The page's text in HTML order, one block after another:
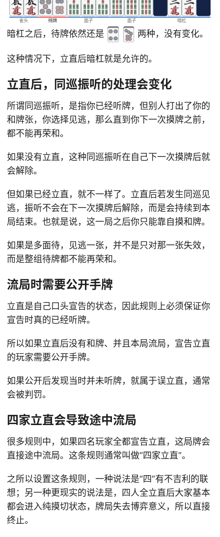
雀头 待牌 面子 面子 暗杠
暗杠之后，待牌依然还是 两种，没有变化。
这种情况下，立直后暗杠就是允许的。
立直后，同巡振听的处理会变化
所谓同巡振听，是指你已经听牌，但别人打出了你的
和牌张，你选择见逃，那么直到你下一次摸牌之前，
都不能再荣和。
如果没有立直，这种同巡振听在自己下一次摸牌后就
会解除。
但如果已经立直，就不一样了。立直后若发生同巡见
逃，振听不会在下一次摸牌后解除，而是会持续到本
局结束。也就是说，这一局之后你只能靠自摸和牌。
如果是多面待，见逃一张，并不是只对那一张失效，
而是整组待牌都不能再荣和。
流局时需要公开手牌
立直是自己口头宣告的状态，因此规则上必须保证你
宣告时真的已经听牌。
所以如果立直后没有和牌、并且本局流局，宣告立直
的玩家需要公开手牌。
如果公开后发现当时并未听牌，就属于误立直，通常
会被判罚。
四家立直会导致途中流局
很多规则中，如果四名玩家全都宣告立直，这局牌会
直接途中流局。这条规则通常叫做“四家立直”。
之所以设置这条规则，一种说法是“四”有不吉利的联
想；另一种更现实的说法是，四人全立直后大家基本
都会进入纯摸切状态，牌局失去博弈意义，所以直接
终止。